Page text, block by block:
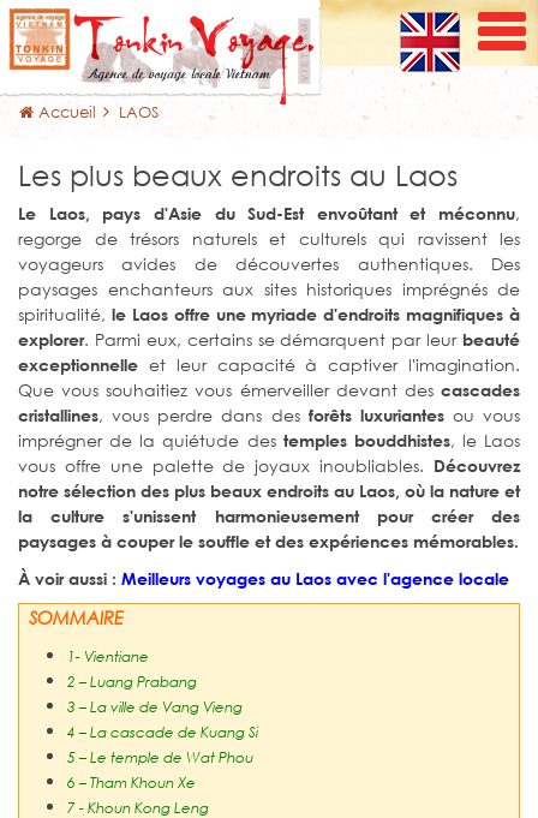
Accueil LAOS
Les plus beaux endroits au Laos
Le Laos, pays d'Asie du Sud-Est envoûtant et méconnu,
regorge de trésors naturels et culturels qui ravissent les
voyageurs avides de découvertes authentiques. Des
paysages enchanteurs aux sites historiques imprégnés de
spiritualité, le Laos offre une myriade d'endroits magnifiques à
explorer. Parmi eux, certains se démarquent par leurbeauté
exceptionnelle et leur capacité à captiver l'imagination.
Que vous souhaitiez vous émerveiller devant des cascades
cristallines, vous perdre dans desforêts luxuriantesou vous
imprégner de la quiétude des temples bouddhistes, le Laos
vous offre une palette de joyaux inoubliables. Découvrez
notre sélection des plus beaux endroits au Laos, où la nature et
la culture s'unissent harmonieusement pour créer des
paysages à couper le souffle et des expériences mémorables.
À voir aussi : Meilleurs voyages au Laos avec l'agence locale
SOMMAIRE
1- Vientiane
2 – Luang Prabang
3 – La ville de Vang Vieng
4 – La cascade de Kuang Si
5 – Le temple de Wat Phou
6 – Tham Khoun Xe
7 - Khoun Kong Leng